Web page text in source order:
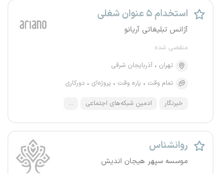
استخدام ۵ عنوان شغلی
آژانس تبلیغاتی آریانو
منقضی شده
تهران
آذربایجان شرقی
تمام وقت
پاره وقت پروژه‌ای دورکاری
خبرنگار ادمین شبکه‌های اجتماعی ...
روانشناس
موسسه سپهر هیجان اندیش